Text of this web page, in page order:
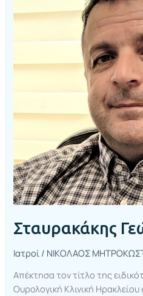
Σταυρακάκης
Ιατροί / ΝΙΚΟΛΑΟΣ
Απέκτησα τον τίτλο της
Ουρολογική Κλινική Ηρακλείου